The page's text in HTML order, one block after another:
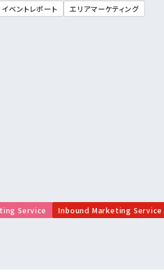
イベントレポート エリアマーケティング
Service Inbound Marketing Service